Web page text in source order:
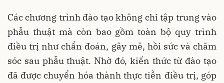
Các chương trình đào tạo không chỉ tập trung vào
phẫu thuật mà còn bao gồm toàn bộ quy trình
điều trị như chẩn đoán, gây mê, hồi sức và chăm
sóc sau phẫu thuật. Nhờ đó, kiến thức từ đào tạo
đã được chuyển hóa thành thực tiễn điều trị, góp